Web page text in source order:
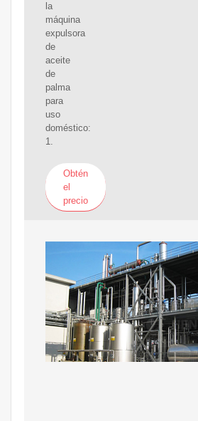
la
máquina
expulsora
de
aceite
de
palma
para
uso
doméstico:
1.
Obtén
el
precio